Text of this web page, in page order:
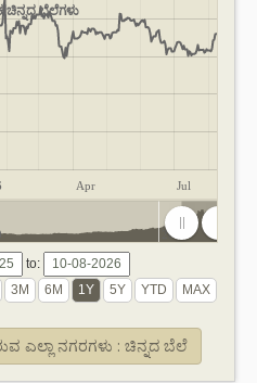
ಬೆಲೆಗಳು
Apr Jul
2025
to:
ಎಲ್ಲಾ ನಗರಗಳು : ಚಿನ್ನದ ಬೆಲೆ